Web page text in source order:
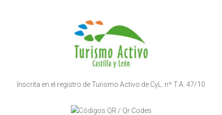
Inscrita en el registro de Turismo Activo de CyL. nº T.A. 47/10